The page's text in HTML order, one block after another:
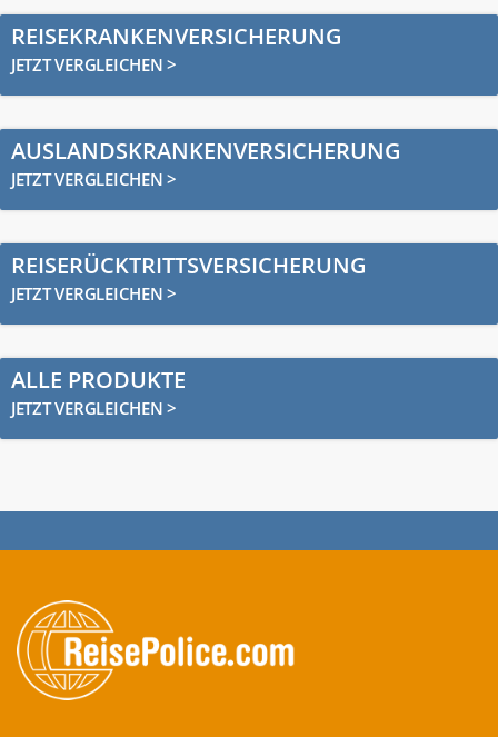
REISEKRANKENVERSICHERUNG
JETZT VERGLEICHEN >
AUSLANDSKRANKENVERSICHERUNG
JETZT VERGLEICHEN >
REISERÜCKTRITTSVERSICHERUNG
JETZT VERGLEICHEN >
ALLE PRODUKTE
JETZT VERGLEICHEN >